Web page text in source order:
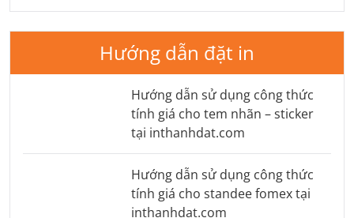
Hướng dẫn đặt in
Hướng dẫn sử dụng công thức
tính giá cho tem nhãn – sticker
tại inthanhdat.com
Hướng dẫn sử dụng công thức
tính giá cho standee fomex tại
inthanhdat.com